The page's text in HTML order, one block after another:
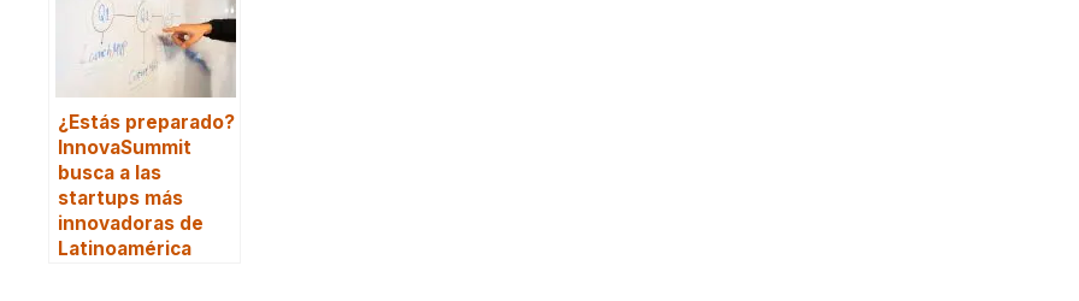
¿Estás preparado?
InnovaSummit
busca a las
startups más
innovadoras de
Latinoamérica